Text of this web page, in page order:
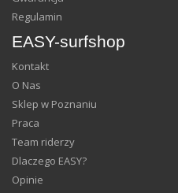
Regulamin
EASY-surfshop
Kontakt
O Nas
Sklep w Poznaniu
Praca
Team riderzy
Dlaczego EASY?
Opinie